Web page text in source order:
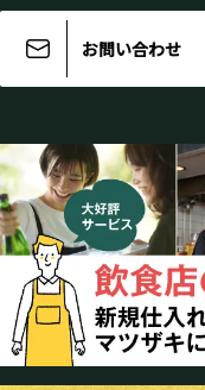
お問い合わせ